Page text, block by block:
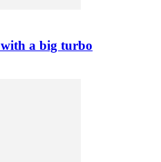
with a big turbo